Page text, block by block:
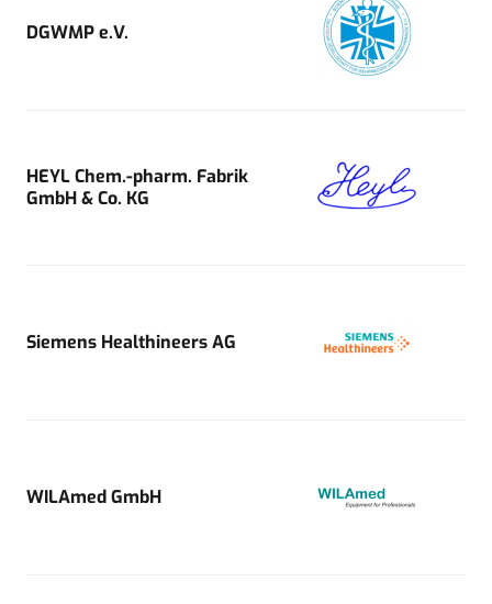
DGWMP e.V.
HEYL Chem.-pharm. Fabrik
GmbH & Co. KG
Siemens Healthineers AG
WILAmed GmbH